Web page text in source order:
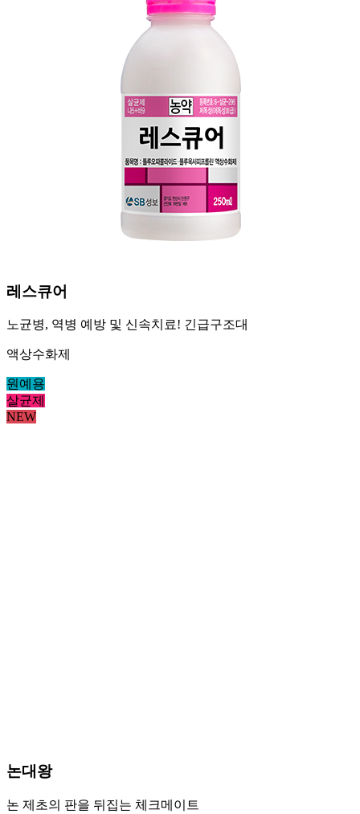
레스큐어
노균병, 역병 예방 및 신속치료! 긴급구조대
액상수화제
원예용
살균제
NEW
논대왕
논 제초의 판을 뒤집는 체크메이트